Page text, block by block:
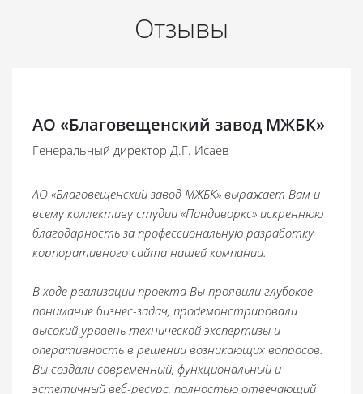
Отзывы
АО «Благовещенский завод МЖБК»
Генеральный директор Д.Г. Исаев
АО «Благовещенский завод МЖБК» выражает Вам и
всему коллективу студии «Пандаворкс» искреннюю
благодарность за профессиональную разработку
корпоративного сайта нашей компании.
В ходе реализации проекта Вы проявили глубокое
понимание бизнес-задач, продемонстрировали
высокий уровень технической экспертизы и
оперативность в решении возникающих вопросов.
Вы создали современный, функциональный и
эстетичный веб-ресурс, полностью отвечающий